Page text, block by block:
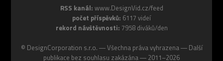
RSS kanál: www.DesignVid.cz/feed
počet příspěvků: 6117 videí
rekord návštěvnosti: 7958 diváků/den
© DesignCorporation s.r.o. ― Všechna práva vyhrazena ― Další
publikace bez souhlasu zakázána ― 2011–2026